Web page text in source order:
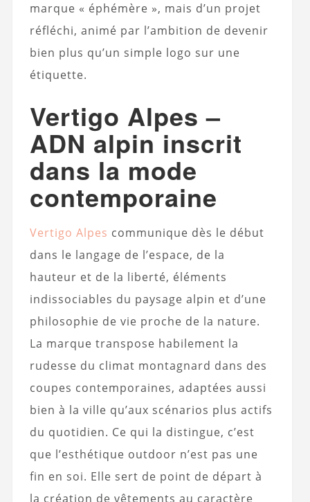
marque « éphémère », mais d’un projet
réfléchi, animé par l’ambition de devenir
bien plus qu’un simple logo sur une
étiquette.
Vertigo Alpes –
ADN alpin inscrit
dans la mode
contemporaine
Vertigo Alpes communique dès le début
dans le langage de l’espace, de la
hauteur et de la liberté, éléments
indissociables du paysage alpin et d’une
philosophie de vie proche de la nature.
La marque transpose habilement la
rudesse du climat montagnard dans des
coupes contemporaines, adaptées aussi
bien à la ville qu’aux scénarios plus actifs
du quotidien. Ce qui la distingue, c’est
que l’esthétique outdoor n’est pas une
fin en soi. Elle sert de point de départ à
la création de vêtements au caractère